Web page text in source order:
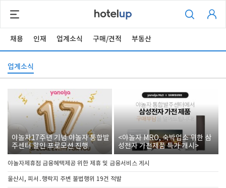
채용 인재 업계소식 구매/견적 부동산
업계소식
야놀자17주년 기념 야놀자 통합발
주센터 할인 프로모션 진행
<야놀자 MRO, 숙박업소 위한 삼
성전자 가전제품 특가 개시>
야놀자제휴점 금융혜택제공 위한 제휴 및 금융서비스 게시
울산시, 피서․행락지 주변 불법행위 19건 적발